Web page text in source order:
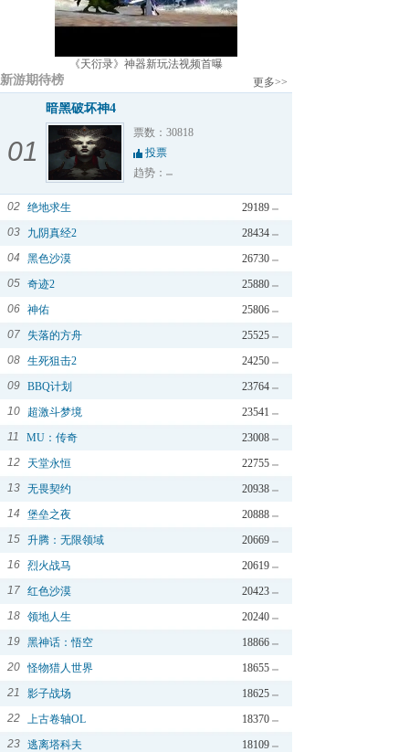
《天衍录》神器新玩法视频首曝
新游期待榜 更多>>
01
暗黑破坏神4
票数：30818
投票
趋势：
02 29189
绝地求生
03
28434
九阴真经2
04
26730
黑色沙漠
05
25880
奇迹2
06
25806
神佑
07
25525
失落的方舟
08
24250
生死狙击2
09
23764
BBQ计划
10
23541
超激斗梦境
11
23008
MU：传奇
12
22755
天堂永恒
13
20938
无畏契约
14
20888
堡垒之夜
15
20669
升腾：无限领域
16
20619
烈火战马
17
20423
红色沙漠
18
20240
领地人生
19
18866
黑神话：悟空
20
18655
怪物猎人世界
21
18625
影子战场
22
18370
上古卷轴OL
23
18109
逃离塔科夫